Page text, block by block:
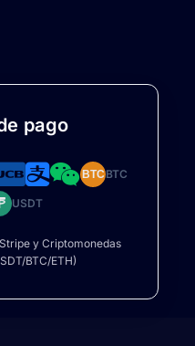
pago
BTCBTC
USDT
y Criptomonedas
BTC/ETH)